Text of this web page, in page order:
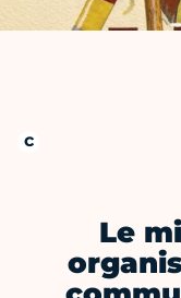
Le